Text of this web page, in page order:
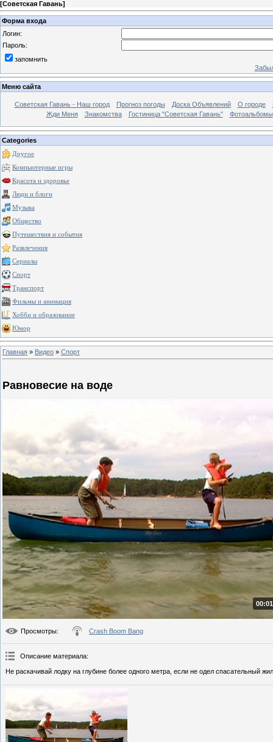
[Советская Гавань]
Форма входа
Логин:
Пароль:
запомнить
Меню сайта
Советская Гавань - Наш город Прогноз погоды Доска Объявлений О городе
Жди Меня
Знакомства Гостиница "Советская Гавань" Фотоальбомы
Categories
Другое
Компьютерные игры
Красота и здоровье
Люди и блоги
Музыка
Общество
Путешествия и события
Развлечения
Сериалы
Спорт
Транспорт
Фильмы и анимация
Хобби и образование
Юмор
Главная » Видео » Спорт
Равновесие на воде
Просмотры: Crash Boom Bang
Описание материала:
Не раскачивай лодку на глубине более одного метра, если не одел спасательный